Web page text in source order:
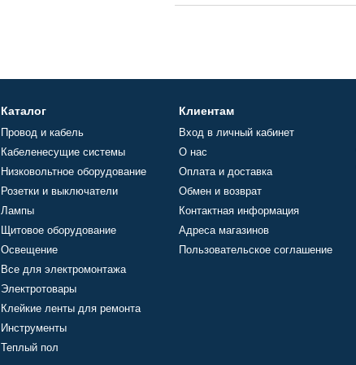
Каталог
Провод и кабель
Кабеленесущие системы
Низковольтное оборудование
Розетки и выключатели
Лампы
Щитовое оборудование
Освещение
Все для электромонтажа
Электротовары
Клейкие ленты для ремонта
Инструменты
Теплый пол
Клиентам
Вход в личный кабинет
О нас
Оплата и доставка
Обмен и возврат
Контактная информация
Адреса магазинов
Пользовательское соглашение